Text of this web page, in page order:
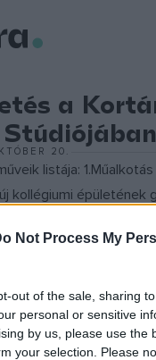
Not Process My
out of the sale, sharing
personal or sensitive
by us, please use the
your selection. Please
a
20.
listája:
kollégiumi épületének
Szabó Zoltán és
2.Műtárgy, ill.
Németh Hajnal:
Éva: Fényjáték; ill. Másik
gyöngyösi Károly